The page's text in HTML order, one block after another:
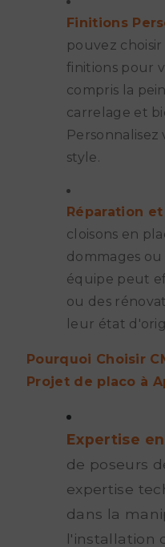
Finitions
pouvez
finitions pour
compris la
carrelage et
style.
Réparation
cloisons en
dommages ou
équipe peut
ou des
leur état
Pourquoi Choisir
Projet de placo à
Expertise
de poseurs
expertise
dans la
l'installation